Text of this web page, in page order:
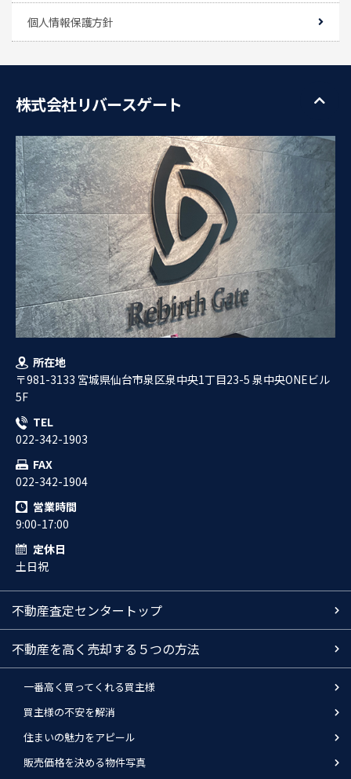
個人情報保護方針
株式会社リバースゲート
所在地
〒981-3133 宮城県仙台市泉区泉中央1丁目23-5 泉中央ONEビル
5F
TEL
022-342-1903
FAX
022-342-1904
営業時間
9:00-17:00
定休日
土日祝
不動産査定センタートップ
不動産を高く売却する５つの方法
一番高く買ってくれる買主様
買主様の不安を解消
住まいの魅力をアピール
販売価格を決める物件写真